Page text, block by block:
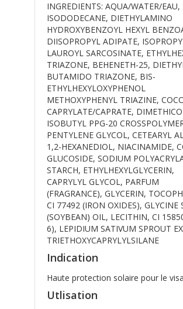
INGREDIENTS: AQUA/WATER/EAU,
ISODODECANE, DIETHYLAMINO
HYDROXYBENZOYL HEXYL
DIISOPROPYL ADIPATE,
LAUROYL SARCOSINATE,
TRIAZONE, BEHENETH-25,
BUTAMIDO TRIAZONE, BIS-
ETHYLHEXYLOXYPHENOL
METHOXYPHENYL TRIAZINE,
CAPRYLATE/CAPRATE,
ISOBUTYL PPG-20
PENTYLENE GLYCOL, CETEARYL
1,2-HEXANEDIOL, NIACINAMIDE,
GLUCOSIDE, SODIUM
STARCH, ETHYLHEXYLGLYCERIN,
CAPRYLYL GLYCOL, PARFUM
(FRAGRANCE), GLYCERIN,
CI 77492 (IRON OXIDES), GLYCINE
(SOYBEAN) OIL, LECITHIN, CI
6), LEPIDIUM SATIVUM SPROUT
TRIETHOXYCAPRYLYLSILANE
Indication
Haute protection solaire pour le
Utlisation